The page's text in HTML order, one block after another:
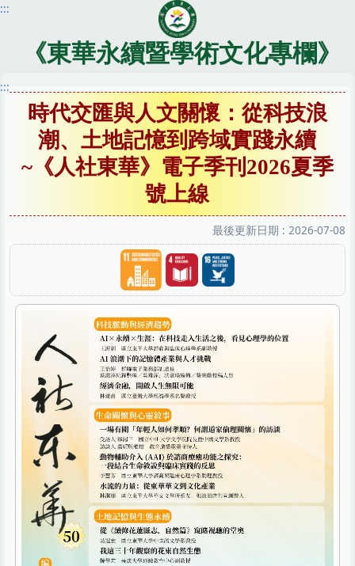
跳
內
:::
《東華永續暨學術文化專欄》
:::
時代交匯與人文關懷：從科技浪
潮、土地記憶到跨域實踐永續
~《人社東華》電子季刊2026夏季
號上線
最後更新日期 : 2026-07-08